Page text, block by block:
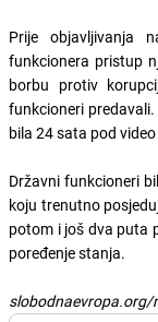
Prije objavljivanja
funkcionera pristup
borbu protiv
funkcioneri
bila 24 sata pod
Državni funkcioneri
koju trenutno
potom i još dva puta
poređenje stanja.
slobodnaevropa.org/